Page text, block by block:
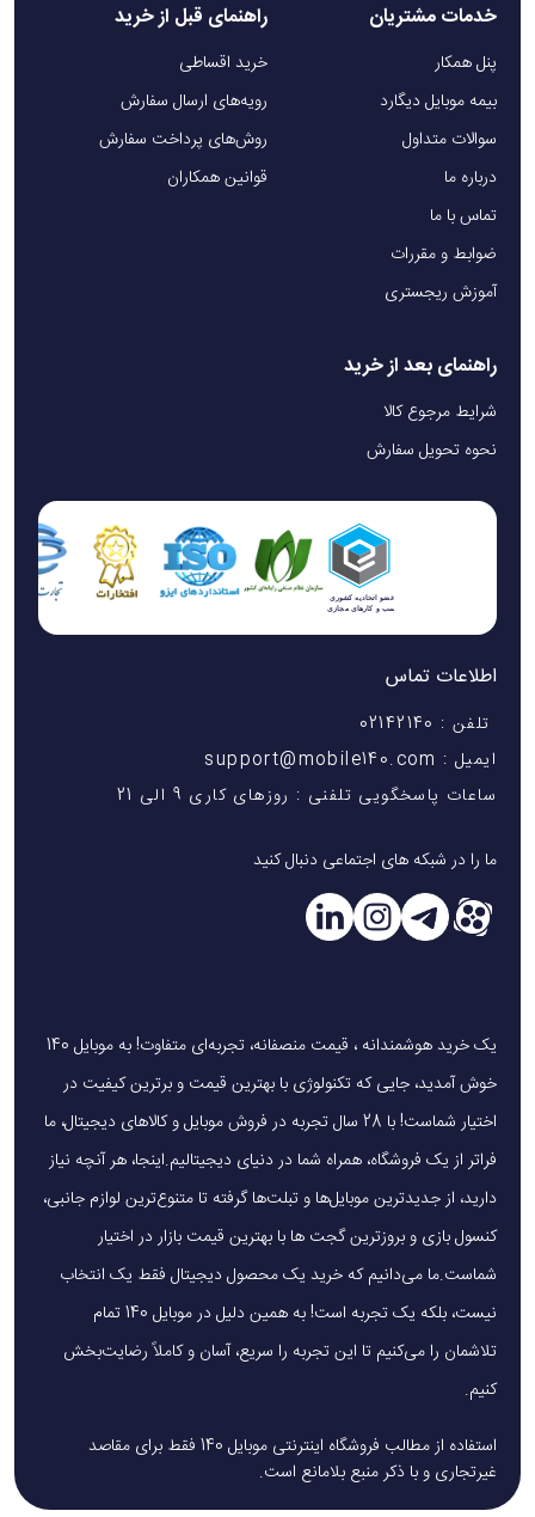
خدمات مشتریان
پنل همکار
بیمه موبایل دیگارد
سوالات متداول
درباره ما
تماس با ما
ضوابط و مقررات
آموزش ریجستری
راهنمای قبل از خرید
خرید اقساطی
رویه‌های ارسال سفارش
روش‌های پرداخت سفارش
قوانین همکاران
راهنمای بعد از خرید
شرایط مرجوع کالا
نحوه تحویل سفارش
اطلاعات تماس
تلفن : 02142140
ایمیل : support@mobile140.com
ساعات پاسخگویی تلفنی : روزهای کاری 9 الی 21
ما را در شبکه های اجتماعی دنبال کنید
یک خرید هوشمندانه ، قیمت منصفانه، تجربه‌ای متفاوت! به موبایل 140
خوش آمدید، جایی که تکنولوژی با بهترین قیمت و برترین کیفیت در
اختیار شماست! با 28 سال تجربه در فروش موبایل و کالاهای دیجیتال، ما
فراتر از یک فروشگاه، همراه شما در دنیای دیجیتالیم.اینجا، هر آنچه نیاز
دارید، از جدیدترین موبایل‌ها و تبلت‌ها گرفته تا متنوع‌ترین لوازم جانبی،
کنسول بازی و بروزترین گجت ها با بهترین قیمت بازار در اختیار
شماست.ما می‌دانیم که خرید یک محصول دیجیتال فقط یک انتخاب
نیست، بلکه یک تجربه است! به همین دلیل در موبایل 140 تمام
تلاشمان را می‌کنیم تا این تجربه را سریع، آسان و کاملاً رضایت‌بخش
کنیم.
استفاده از مطالب فروشگاه اینترنتی موبایل 140 فقط برای مقاصد
غیرتجاری و با ذکر منبع بلامانع است.